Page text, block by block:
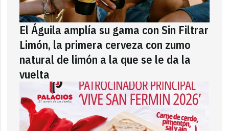
El Águila amplía su gama con Sin Filtrar
Limón, la primera cerveza con zumo
natural de limón a la que se le da la
vuelta